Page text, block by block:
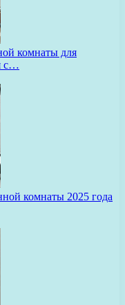
комнаты для
с…
комнаты 2025 года